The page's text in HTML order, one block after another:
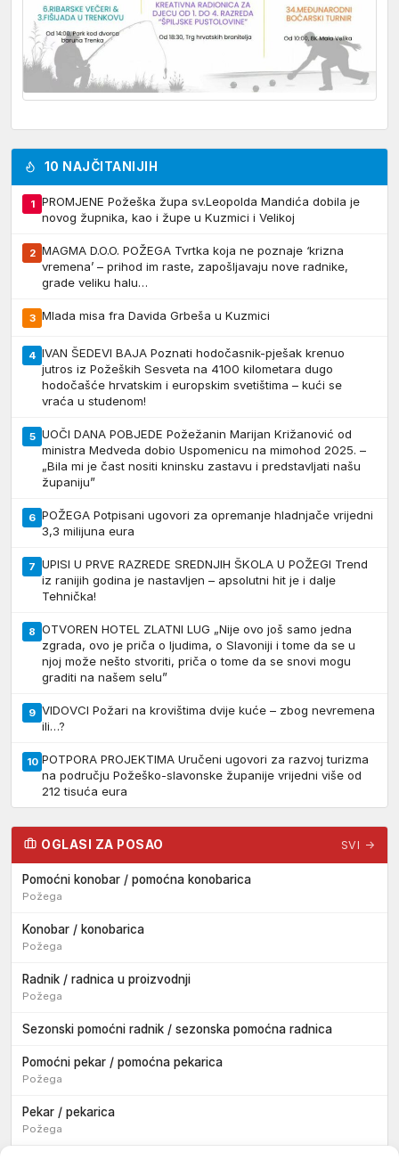
10 NAJČITANIJIH
1
PROMJENE Požeška župa sv.Leopolda Mandića dobila je
novog župnika, kao i župe u Kuzmici i Velikoj
2 MAGMA D.O.O. POŽEGA Tvrtka koja ne poznaje ‘krizna
vremena’ – prihod im raste, zapošljavaju nove radnike,
grade veliku halu…
3 Mlada misa fra Davida Grbeša u Kuzmici
4 IVAN ŠEDEVI BAJA Poznati hodočasnik-pješak krenuo
jutros iz Požeških Sesveta na 4100 kilometara dugo
hodočašće hrvatskim i europskim svetištima – kući se
vraća u studenom!
5 UOČI DANA POBJEDE Požežanin Marijan Križanović od
ministra Medveda dobio Uspomenicu na mimohod 2025. –
„Bila mi je čast nositi kninsku zastavu i predstavljati našu
županiju”
6 POŽEGA Potpisani ugovori za opremanje hladnjače vrijedni
3,3 milijuna eura
7 UPISI U PRVE RAZREDE SREDNJIH ŠKOLA U POŽEGI Trend
iz ranijih godina je nastavljen – apsolutni hit je i dalje
Tehnička!
8 OTVOREN HOTEL ZLATNI LUG „Nije ovo još samo jedna
zgrada, ovo je priča o ljudima, o Slavoniji i tome da se u
njoj može nešto stvoriti, priča o tome da se snovi mogu
graditi na našem selu”
9 VIDOVCI Požari na krovištima dvije kuće – zbog nevremena
ili…?
10 POTPORA PROJEKTIMA Uručeni ugovori za razvoj turizma
na području Požeško-slavonske županije vrijedni više od
212 tisuća eura
OGLASI ZA POSAO SVI →
Pomoćni konobar / pomoćna konobarica
Požega
Konobar / konobarica
Požega
Radnik / radnica u proizvodnji
Požega
Sezonski pomoćni radnik / sezonska pomoćna radnica
Pomoćni pekar / pomoćna pekarica
Požega
Pekar / pekarica
Požega